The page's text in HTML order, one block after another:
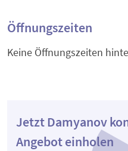
Öffnungszeiten
Keine Öffnungszeiten
Jetzt Damyanov
Angebot einholen